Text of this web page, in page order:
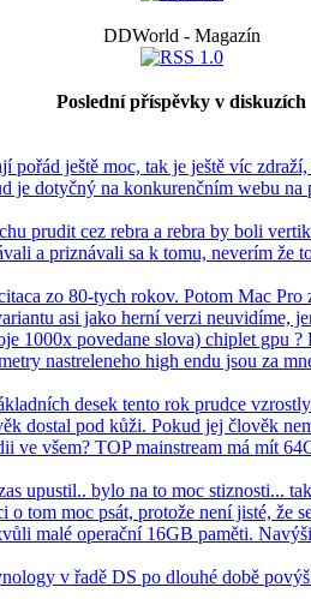
DDWorld - Magazín
Poslední příspěvky v diskuzích
pořád ještě moc, tak je ještě víc
dotyčný na konkurenčním webu na
prudit cez rebra a rebra by boli
a priznávali sa k tomu, neverím že
zo 80-tych rokov. Potom Mac
asi jako herní verzi neuvidíme,
1000x povedane slova) chiplet gpu
nastreleneho high endu jsou za
desek tento rok prudce
dostal pod kůži. Pokud jej člověk
ve všem? TOP mainstream má mít
upustil.. bylo na to moc stiznosti...
o tom moc psát, protože není jisté, že
malé operační 16GB paměti.
v řadě DS po dlouhé době